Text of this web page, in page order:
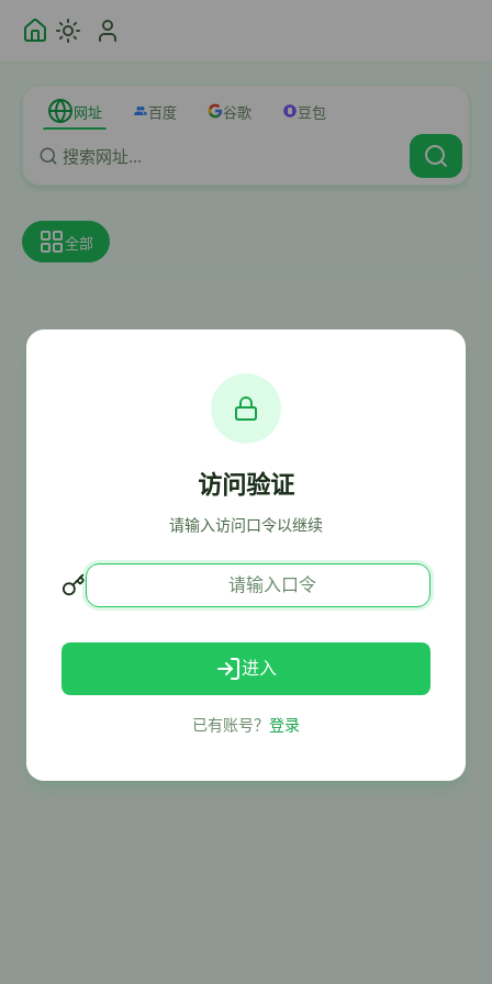
网址 百度 谷歌 豆包
全部
访问验证
请输入访问口令以继续
进入
已有账号？ 登录